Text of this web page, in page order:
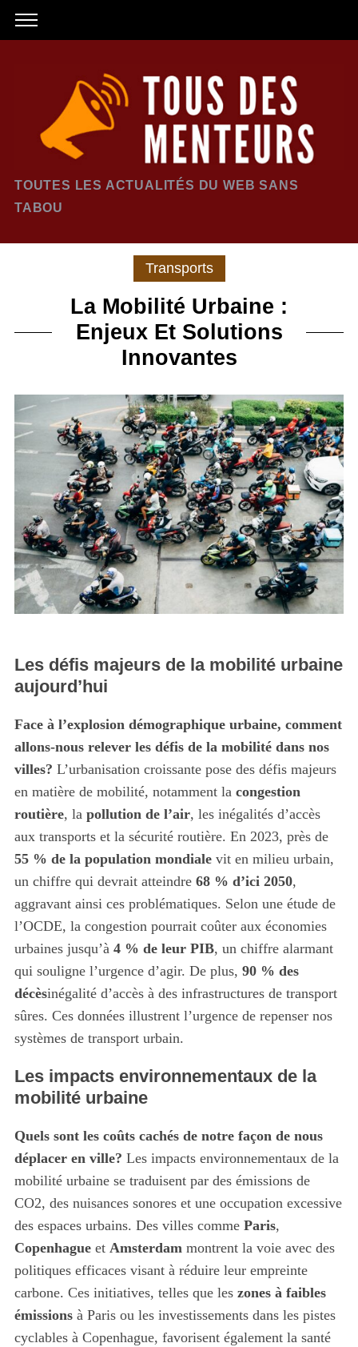
TOUTES LES ACTUALITÉS DU WEB SANS
TABOU
Transports
La Mobilité Urbaine :
Enjeux Et Solutions
Innovantes
Les défis majeurs de la mobilité urbaine
aujourd’hui
Face à l’explosion démographique urbaine, comment
allons-nous relever les défis de la mobilité dans nos
villes? L’urbanisation croissante pose des défis majeurs
en matière de mobilité, notamment la congestion
routière, la pollution de l’air, les inégalités d’accès
aux transports et la sécurité routière. En 2023, près de
55 % de la population mondialevit en milieu urbain,
un chiffre qui devrait atteindre 68 % d’ici 2050,
aggravant ainsi ces problématiques. Selon une étude de
l’OCDE, la congestion pourrait coûter aux économies
urbaines jusqu’à 4 % de leur PIB, un chiffre alarmant
qui souligne l’urgence d’agir. De plus, 90 % des
décèsinégalité d’accès à des infrastructures de transport
sûres. Ces données illustrent l’urgence de repenser nos
systèmes de transport urbain.
Les impacts environnementaux de la
mobilité urbaine
Quels sont les coûts cachés de notre façon de nous
déplacer en ville? Les impacts environnementaux de la
mobilité urbaine se traduisent par des émissions de
CO2, des nuisances sonores et une occupation excessive
des espaces urbains. Des villes comme Paris,
Copenhagueet Amsterdammontrent la voie avec des
politiques efficaces visant à réduire leur empreinte
carbone. Ces initiatives, telles que les zones à faibles
émissionsà Paris ou les investissements dans les pistes
cyclables à Copenhague, favorisent également la santé